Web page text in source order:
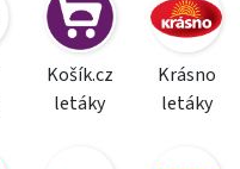
Košík.cz
letáky
Krásno
letáky